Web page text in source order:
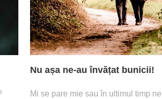
Nu așa ne-au învățat bunicii!
Mi se pare mie sau în ultimul timp